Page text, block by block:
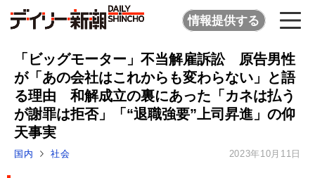
情報提供する
「ビッグモーター」不当解雇訴訟 原告男性
が「あの会社はこれからも変わらない」と語
る理由 和解成立の裏にあった「カネは払う
が謝罪は拒否」「“退職強要”上司昇進」の仰
天事実
国内 社会 2023年10月11日